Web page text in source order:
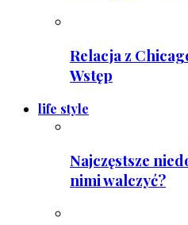
Relacja z
Wstęp
life style
Najczęstsze
nimi walczyć?